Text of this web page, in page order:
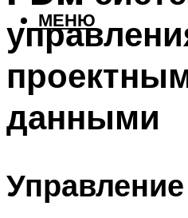
МЕНЮ
данными